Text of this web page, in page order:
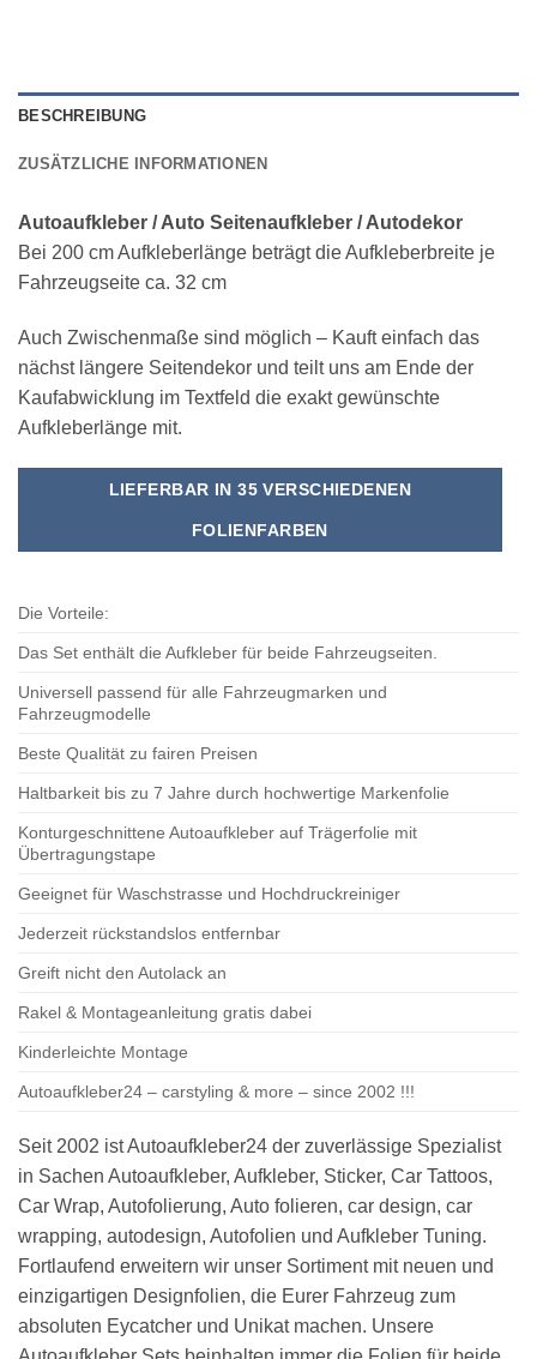
BESCHREIBUNG
ZUSÄTZLICHE INFORMATIONEN
Autoaufkleber / Auto Seitenaufkleber / Autodekor
Bei 200 cm Aufkleberlänge beträgt die Aufkleberbreite je
Fahrzeugseite ca. 32 cm
Auch Zwischenmaße sind möglich – Kauft einfach das
nächst längere Seitendekor und teilt uns am Ende der
Kaufabwicklung im Textfeld die exakt gewünschte
Aufkleberlänge mit.
LIEFERBAR IN 35 VERSCHIEDENEN
FOLIENFARBEN
Die Vorteile:
Das Set enthält die Aufkleber für beide Fahrzeugseiten.
Universell passend für alle Fahrzeugmarken und
Fahrzeugmodelle
Beste Qualität zu fairen Preisen
Haltbarkeit bis zu 7 Jahre durch hochwertige Markenfolie
Konturgeschnittene Autoaufkleber auf Trägerfolie mit
Übertragungstape
Geeignet für Waschstrasse und Hochdruckreiniger
Jederzeit rückstandslos entfernbar
Greift nicht den Autolack an
Rakel & Montageanleitung gratis dabei
Kinderleichte Montage
Autoaufkleber24 – carstyling & more – since 2002 !!!
Seit 2002 ist Autoaufkleber24 der zuverlässige Spezialist
in Sachen Autoaufkleber, Aufkleber, Sticker, Car Tattoos,
Car Wrap, Autofolierung, Auto folieren, car design, car
wrapping, autodesign, Autofolien und Aufkleber Tuning.
Fortlaufend erweitern wir unser Sortiment mit neuen und
einzigartigen Designfolien, die Eurer Fahrzeug zum
absoluten Eycatcher und Unikat machen. Unsere